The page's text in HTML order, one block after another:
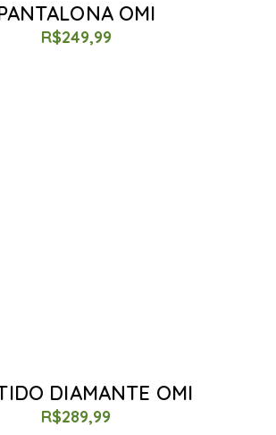
OMI
R$249,99
DIAMANTE OMI
R$289,99